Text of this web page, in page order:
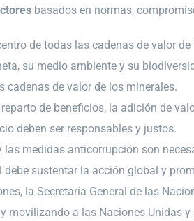
basados en normas,
de todas las cadenas de valor
su medio ambiente y su
cadenas de valor de los minerales.
de beneficios, la adición de
deben ser responsables y justos.
medidas anticorrupción son
sustentar la acción global y
la Secretaría General de las
movilizando a las Naciones Unidas y